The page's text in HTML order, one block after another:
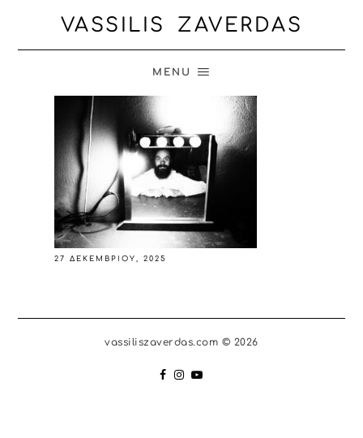
VASSILIS ZAVERDAS
MENU
27 ΔΕΚΕΜΒΡΊΟΥ, 2025
vassiliszaverdas.com © 2026